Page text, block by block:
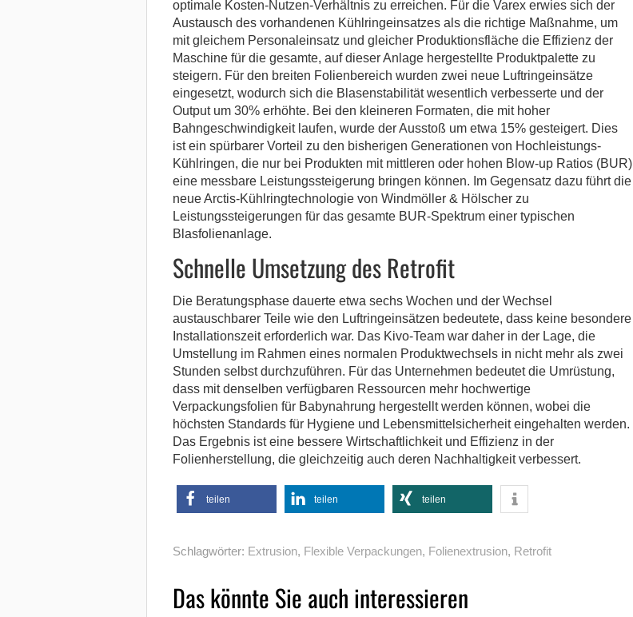
optimale Kosten-Nutzen-Verhältnis zu erreichen. Für die Varex erwies sich der
Austausch des vorhandenen Kühlringeinsatzes als die richtige Maßnahme, um
mit gleichem Personaleinsatz und gleicher Produktionsfläche die Effizienz der
Maschine für die gesamte, auf dieser Anlage hergestellte Produktpalette zu
steigern. Für den breiten Folienbereich wurden zwei neue Luftringeinsätze
eingesetzt, wodurch sich die Blasenstabilität wesentlich verbesserte und der
Output um 30% erhöhte. Bei den kleineren Formaten, die mit hoher
Bahngeschwindigkeit laufen, wurde der Ausstoß um etwa 15% gesteigert. Dies
ist ein spürbarer Vorteil zu den bisherigen Generationen von Hochleistungs-
Kühlringen, die nur bei Produkten mit mittleren oder hohen Blow-up Ratios (BUR)
eine messbare Leistungssteigerung bringen können. Im Gegensatz dazu führt die
neue Arctis-Kühlringtechnologie von Windmöller & Hölscher zu
Leistungssteigerungen für das gesamte BUR-Spektrum einer typischen
Blasfolienanlage.
Schnelle Umsetzung des Retrofit
Die Beratungsphase dauerte etwa sechs Wochen und der Wechsel
austauschbarer Teile wie den Luftringeinsätzen bedeutete, dass keine besondere
Installationszeit erforderlich war. Das Kivo-Team war daher in der Lage, die
Umstellung im Rahmen eines normalen Produktwechsels in nicht mehr als zwei
Stunden selbst durchzuführen. Für das Unternehmen bedeutet die Umrüstung,
dass mit denselben verfügbaren Ressourcen mehr hochwertige
Verpackungsfolien für Babynahrung hergestellt werden können, wobei die
höchsten Standards für Hygiene und Lebensmittelsicherheit eingehalten werden.
Das Ergebnis ist eine bessere Wirtschaftlichkeit und Effizienz in der
Folienherstellung, die gleichzeitig auch deren Nachhaltigkeit verbessert.
teilen teilen teilen
Schlagwörter: Extrusion, Flexible Verpackungen, Folienextrusion, Retrofit
Das könnte Sie auch interessieren